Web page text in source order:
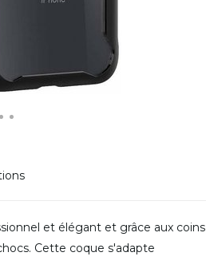
et élégant et grâce aux coins
Cette coque s'adapte